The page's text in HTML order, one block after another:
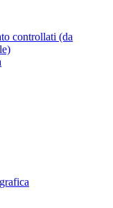
controllati (da